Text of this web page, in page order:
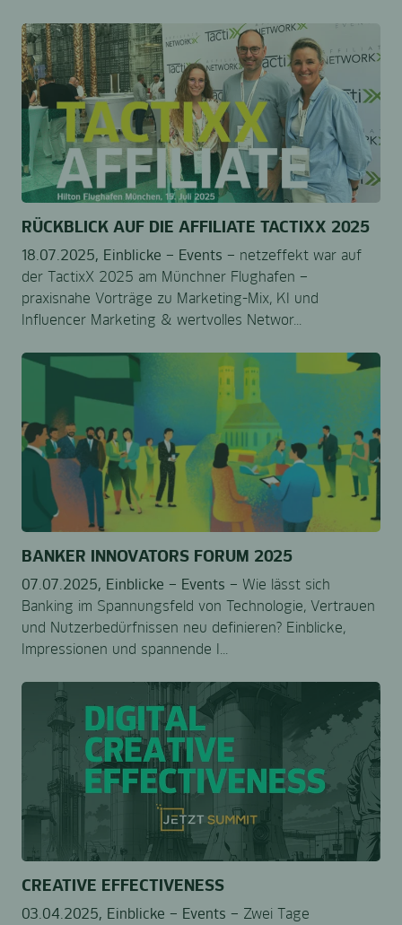
RÜCKBLICK AUF DIE AFFILIATE TACTIXX 2025
18.07.2025, Einblicke – Events – netzeffekt war auf
der TactixX 2025 am Münchner Flughafen –
praxisnahe Vorträge zu Marketing-Mix, KI und
Influencer Marketing & wertvolles Networ...
BANKER INNOVATORS FORUM 2025
07.07.2025, Einblicke – Events – Wie lässt sich
Banking im Spannungsfeld von Technologie, Vertrauen
und Nutzerbedürfnissen neu definieren? Einblicke,
Impressionen und spannende I...
CREATIVE EFFECTIVENESS
03.04.2025, Einblicke – Events – Zwei Tage